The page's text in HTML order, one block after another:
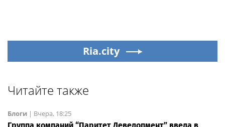
Ria.city
Читайте также
Блоги | Вчера, 18:25